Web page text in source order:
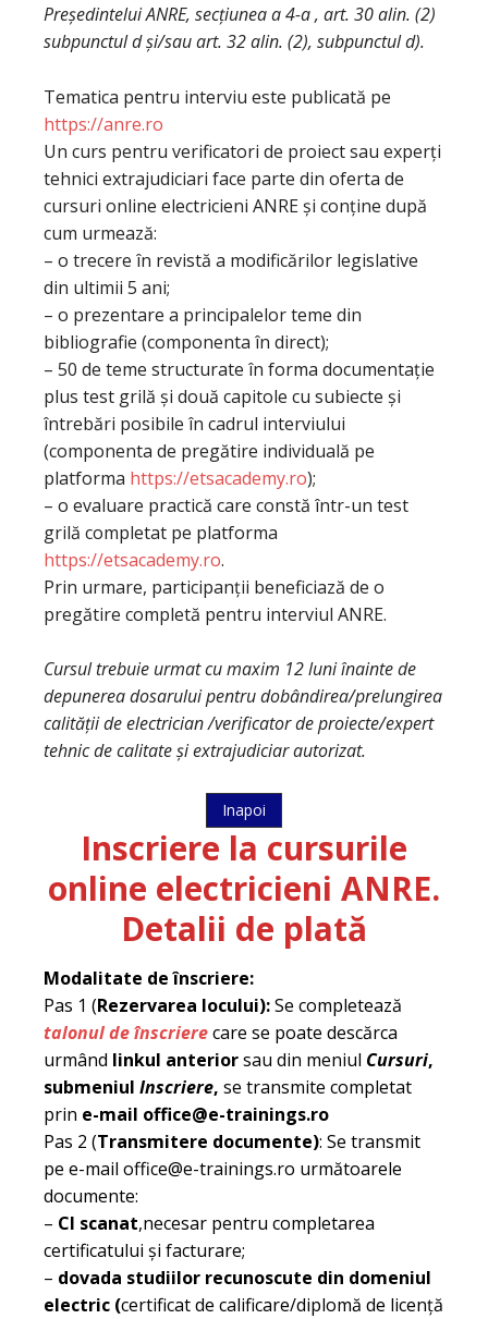
Președintelui ANRE, secțiunea a 4-a , art. 30 alin. (2)
subpunctul d și/sau art. 32 alin. (2), subpunctul d).
Tematica pentru interviu este publicată pe
https://anre.ro
Un curs pentru verificatori de proiect sau experți
tehnici extrajudiciari face parte din oferta de
cursuri online electricieni ANRE și conține după
cum urmează:
– o trecere în revistă a modificărilor legislative
din ultimii 5 ani;
– o prezentare a principalelor teme din
bibliografie (componenta în direct);
– 50 de teme structurate în forma documentație
plus test grilă și două capitole cu subiecte și
întrebări posibile în cadrul interviului
(componenta de pregătire individuală pe
platforma https://etsacademy.ro);
– o evaluare practică care constă într-un test
grilă completat pe platforma
https://etsacademy.ro.
Prin urmare, participanții beneficiază de o
pregătire completă pentru interviul ANRE.
Cursul trebuie urmat cu maxim 12 luni înainte de
depunerea dosarului pentru dobândirea/prelungirea
calității de electrician /verificator de proiecte/expert
tehnic de calitate și extrajudiciar autorizat.
Inapoi
Inscriere la cursurile
online electricieni ANRE.
Detalii de plată
Modalitate de înscriere:
Pas 1 (Rezervarea locului):Se completează
talonul de înscrierecare se poate descărca
urmând linkul anteriorsau din meniul Cursuri,
submeniul Inscriere, se transmite completat
prin e-mail office@e-trainings.ro
Pas 2 (Transmitere documente): Se transmit
pe e-mail office@e-trainings.ro următoarele
documente:
– CI scanat,necesar pentru completarea
certificatului și facturare;
– dovada studiilor recunoscute din domeniul
electric (certificat de calificare/diplomă de licență